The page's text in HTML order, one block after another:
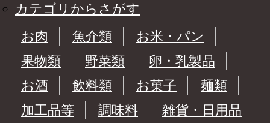
カテゴリからさがす
お肉
魚介類
お米・パン
果物類
野菜類
卵・乳製品
お酒
飲料類 お菓子
麺類
加工品等
調味料
雑貨・日用品